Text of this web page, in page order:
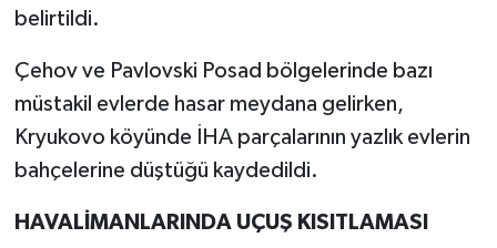
belirtildi.
Çehov ve Pavlovski Posad bölgelerinde bazı
müstakil evlerde hasar meydana gelirken,
Kryukovo köyünde İHA parçalarının yazlık evlerin
bahçelerine düştüğü kaydedildi.
HAVALİMANLARINDA UÇUŞ KISITLAMASI